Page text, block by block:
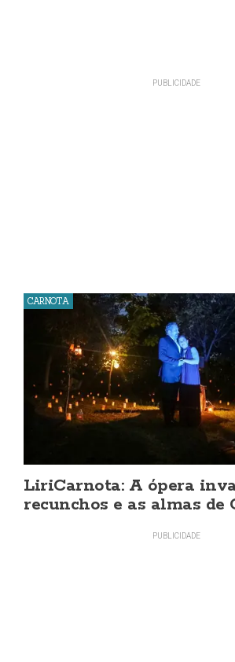
CARNOTA
LiriCarnota: A ópera
recunchos e as almas de